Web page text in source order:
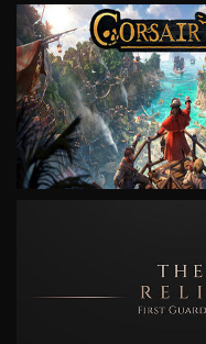
VIEW
VIEW